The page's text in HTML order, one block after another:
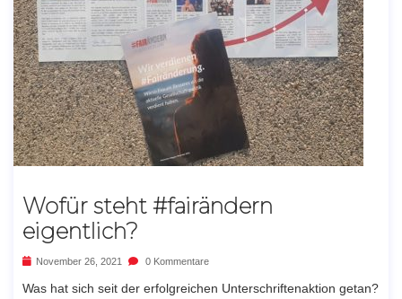
Wofür steht #fairändern
eigentlich?
November 26, 2021 0 Kommentare
Was hat sich seit der erfolgreichen Unterschriftenaktion getan?